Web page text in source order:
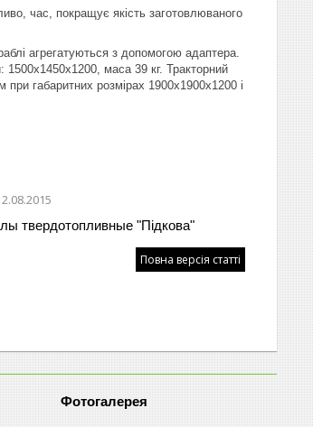
час, покращує якість заготовлюваного
агрегатуються з допомогою адаптера.
1500х1450х1200, маса 39 кг. Тракторний
габаритних розмірах 1900х1900х1200 і
твердотопливные "Підкова"
Повна версія статті
Фотогалерея